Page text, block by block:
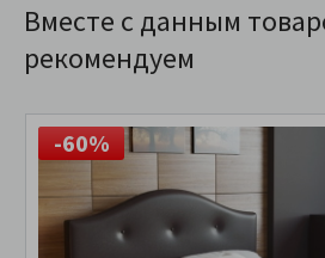
Вместе с данным
рекомендуем
-60%